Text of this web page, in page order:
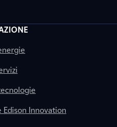
Innovation